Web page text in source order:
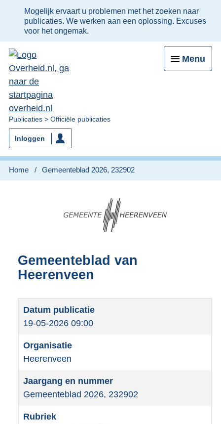
Ter
informatie:
Mogelijk ervaart u problemen met het zoeken naar
publicaties. We werken aan een oplossing. Excuses
voor het ongemak.
Menu
U
bent
nu
hier:
Publicaties Officiële publicaties
Inloggen
Home Gemeenteblad 2026, 232902
Gemeenteblad van
Heerenveen
19-05-2026 09:00
Heerenveen
Gemeenteblad 2026, 232902